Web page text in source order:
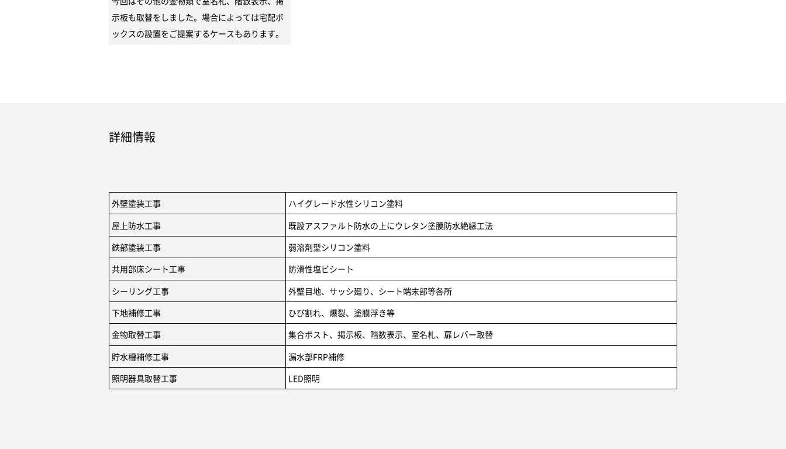
示板も取替をしました。場合によっては宅配ボ
ックスの設置をご提案するケースもあります。
詳細情報
外壁塗装工事
ハイグレード水性シリコン塗料
屋上防水工事
既設アスファルト防水の上にウレタン塗膜防水絶縁工法
鉄部塗装工事
弱溶剤型シリコン塗料
共用部床シート工事
防滑性塩ビシート
シーリング工事
外壁目地、サッシ廻り、シート端末部等各所
下地補修工事
ひび割れ、爆裂、塗膜浮き等
金物取替工事
集合ポスト、掲示板、階数表示、室名札、扉レバー取替
貯水槽補修工事
漏水部FRP補修
照明器具取替工事
LED照明